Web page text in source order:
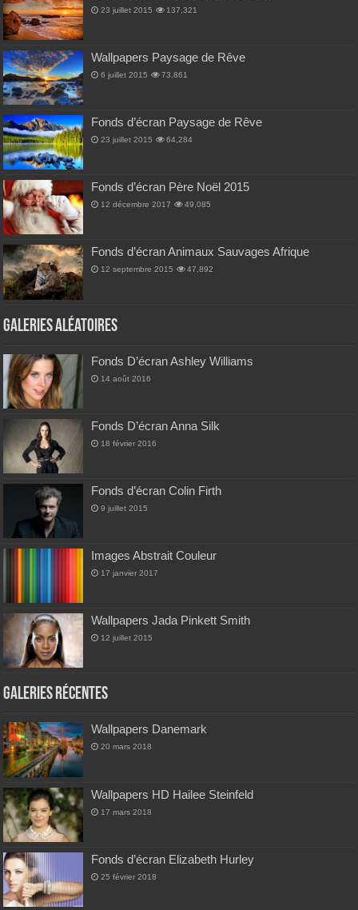
23 juillet 2015 137,321
Wallpapers Paysage de Rêve
6 juillet 2015 73,861
Fonds d’écran Paysage de Rêve
23 juillet 2015 64,284
Fonds d’écran Père Noël 2015
12 décembre 2017 49,085
Fonds d’écran Animaux Sauvages Afrique
12 septembre 2015 47,892
Galeries Aléatoires
Fonds D’écran Ashley Williams
14 août 2016
Fonds D’écran Anna Silk
18 février 2016
Fonds d’écran Colin Firth
9 juillet 2015
Images Abstrait Couleur
17 janvier 2017
Wallpapers Jada Pinkett Smith
12 juillet 2015
Galeries Récentes
Wallpapers Danemark
20 mars 2018
Wallpapers HD Hailee Steinfeld
17 mars 2018
Fonds d’écran Elizabeth Hurley
25 février 2018